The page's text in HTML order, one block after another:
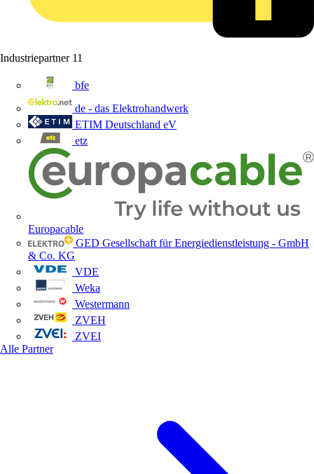
Industriepartner 11
bfe
de - das Elektrohandwerk
ETIM Deutschland eV
etz
Europacable
GED Gesellschaft für Energiedienstleistung - GmbH
& Co. KG
VDE
Weka
Westermann
ZVEH
ZVEI
Alle Partner